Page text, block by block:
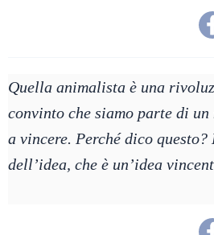
Quella animalista è una
convinto che siamo parte di
a vincere. Perché dico
dell’idea, che è un’idea